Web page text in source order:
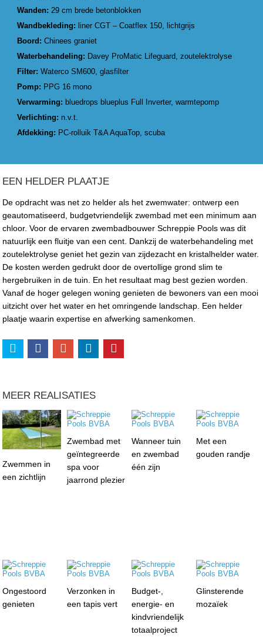
Wanden: 29 cm brede betonblokken
Wandbekleding: liner CGT – Coatflex 150, lichtgrijs
Boord:Chinees graniet
Waterbehandeling: Davey ProMatic Lifeguard, zoutelektrolyse
Filter: Waterco SM600, glasfilter
Pomp: PPG 16 mono
Verwarming: bluedrops blueplus Full Inverter, warmtepomp
Verlichting: n.v.t.
Afdekking: PC-rolluik T&A AquaTop, scuba
EEN HELDER PLAATJE
De opdracht was net zo helder als het zwemwater: ontwerp een
geautomatiseerd, budgetvriendelijk zwembad met een minimum aan
chloor. Voor de ervaren zwembadbouwer Schreppie Pools was dit
natuurlijk een fluitje van een cent. Dankzij de waterbehandeling met
zoutelektrolyse geniet het gezin van zijdezacht en kristalhelder water.
De kosten werden gedrukt door de overtollige grond slim te
hergebruiken in de tuin. En het resultaat mag best gezien worden.
Vanaf de hoger gelegen woning genieten de bewoners van een mooi
uitzicht over het water en het omringende landschap. Een helder
plaatje waarin expertise en afwerking samenkomen.
MEER REALISATIES
Zwemmen in
een zichtlijn
Zwembad met
geïntegreerde
spa voor
jaarrond plezier
Wanneer tuin
en zwembad
één zijn
Met een
gouden randje
Ongestoord
genieten
Verzonken in
een tapis vert
Budget-,
energie- en
kindvriendelijk
totaalproject
Glinsterende
mozaïek